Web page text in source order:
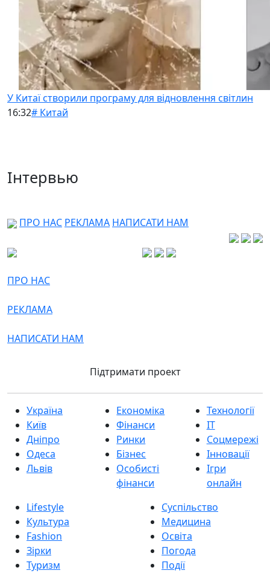
У Китаї створили програму для відновлення світлин
16:32# Китай
Інтервью
ПРО НАС РЕКЛАМА НАПИСАТИ НАМ
ПРО НАС
РЕКЛАМА
НАПИСАТИ НАМ
Підтримати проект
Україна
Київ
Дніпро
Одеса
Львів
Економіка
Фінанси
Ринки
Бізнес
Особисті
фінанси
Технології
IT
Соцмережі
Інновації
Ігри
онлайн
Lifestyle
Культура
Fashion
Зірки
Туризм
Суспільство
Медицина
Освіта
Погода
Події